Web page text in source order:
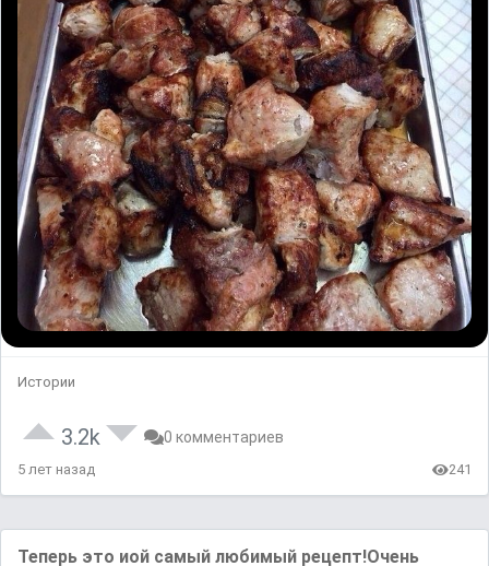
Истории
3.2k 0 комментариев
5 лет назад 241
Теперь это иой самый любимый рецепт!Очень